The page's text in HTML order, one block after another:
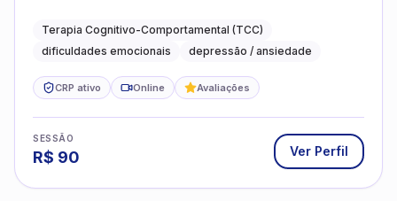
dificuldades do dia a dia
Terapia Cognitivo-Comportamental (TCC)
dificuldades emocionais
depressão / ansiedade
CRP ativo Online Avaliações
SESSÃO
R$ 90 Ver Perfil